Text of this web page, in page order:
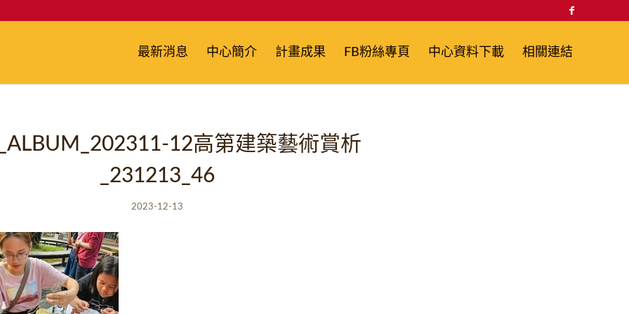
最新消息 中心簡介 計畫成果 FB粉絲專頁 中心資料下載 相關連結
12高第建築藝術賞析
_231213_46
2023-12-13